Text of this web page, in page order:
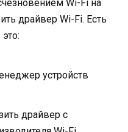
Wi-Fi на
драйвер Wi-Fi. Есть
устройств
драйвер с